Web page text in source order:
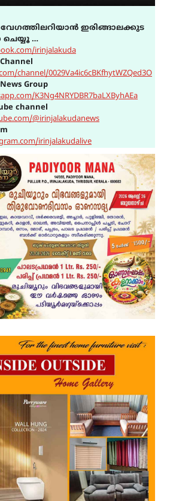
ഇരിങ്ങാലക്കുട
…
irinjalakuda
channel/0029Va4ic6cBKfhytWZQed3O
Group
K3Ng4NRYDBR7baLXByhAEa
channel
@irinjalakudanews
irinjalakudalive